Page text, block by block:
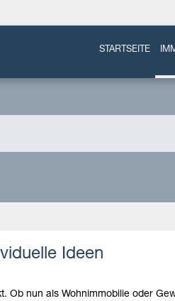
STARTSEITE
Ideen
Ob nun als Wohnimmobilie oder